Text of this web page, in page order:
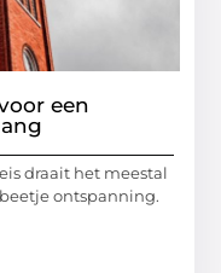
een
draait het meestal
ontspanning.